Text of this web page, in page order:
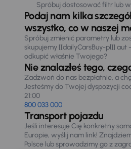
Spróbuj dostosować filtr lub
Podaj nam kilka
wszystko, co w naszej
Spróbuj zmienić parametry lub
skupujemy [[dailyCarsBuy-pl]] aut
odkupić właśnie Twojego?
Nie znalazłeś tego,
Zadzwoń do nas bezpłatnie, a
Jesteśmy do Twojej dyspozycji
21:00
800 033 000
Transport pojazdu
Jeśli interesuje Cię konkretny
Europie, wyślij nam link!
Polsce lub sprowadzimy go z